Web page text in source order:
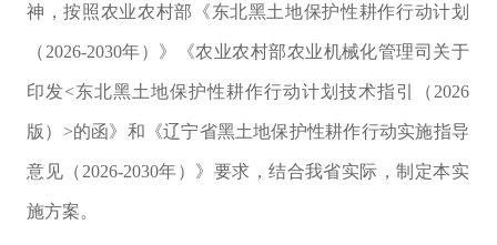
神，按照农业农村部《东北黑土地保护性耕作行动计划
（ 2026-2030年）》 《农业农村部农业机械化管理司 关于
印发<东北黑土地保护性耕作行动计划技术指引（ 2026
版） >的函》和《辽宁省黑土地保护性耕作行动实施指导
意见（ 2026-2030年）》 要求，结合我省实际，制定本实
施方案。